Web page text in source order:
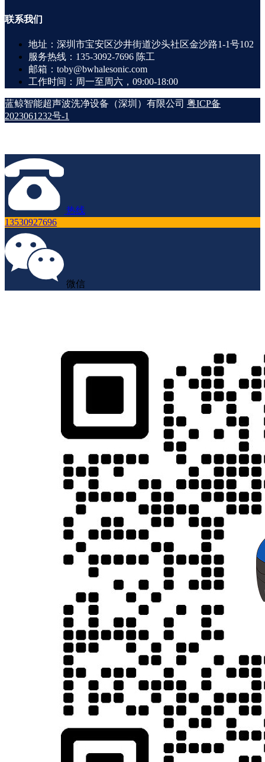
联系我们
地址：深圳市宝安区沙井街道沙头社区金沙路1-1号102
服务热线：135-3092-7696 陈工
邮箱：toby@bwhalesonic.com
工作时间：周一至周六，09:00-18:00
蓝鲸智能超声波洗净设备（深圳）有限公司 粤ICP备
2023061232号-1
热线
13530927696
微信